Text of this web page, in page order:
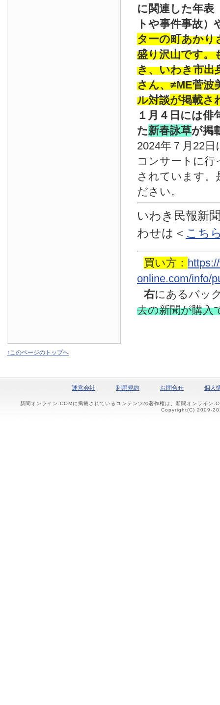
に関連した年表
トや事件事故）
ターの町あかり
盛り沢山です。
き、いわき市出
さん、≠ME菅波
ル対談が掲載さ
１月４日には俳
た新春詠草が掲
2024年７月22
コンサートに行
されています。
ださい。
いわき民報新
わせは ＜ こち
買い方：
online.com/info/
右にあるバッ
去の新聞が購入
↑このページのトップへ
運営会社 利用規約 お問合せ 個人
新聞オンライン.COMに掲載されているコンテンツの著作権は、新聞オンライン
Copyright(C) 2009-